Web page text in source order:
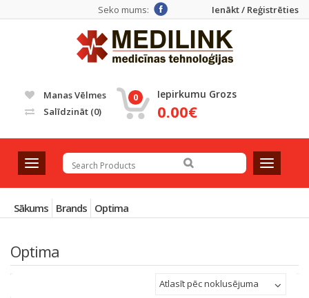
Ienākt / Reģistrēties
Seko mums:
Manas Vēlmes
Salīdzināt (0)
0 Iepirkumu Grozs
0.00€
T
o
g
g
l
n
a
T
o
g
l
a
Sākums Brands Optima
Optima
Atlasīt pēc noklusējuma